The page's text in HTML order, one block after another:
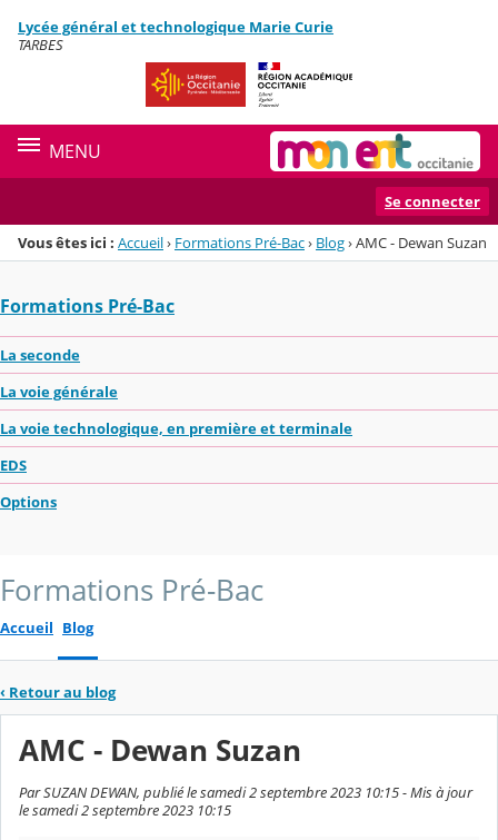
Menu de la rubrique
Contenu
Lycée général et technologique Marie Curie
TARBES
MENU
Se connecter
Vous êtes ici : Accueil› Formations Pré-Bac› Blog›AMC - Dewan Suzan
Formations Pré-Bac
La seconde
La voie générale
La voie technologique, en première et terminale
EDS
Options
Formations Pré-Bac
Accueil Blog
‹ Retour au blog
AMC - Dewan Suzan
Par SUZAN DEWAN, publié le samedi 2 septembre 2023 10:15 - Mis à jour
le samedi 2 septembre 2023 10:15